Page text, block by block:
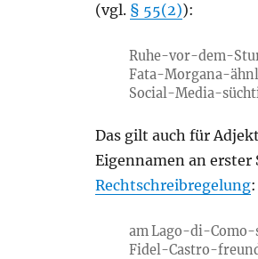
(vgl. § 55(2)):
Ruhe-vor-dem-
Fata-Morgana-
Social-Media-
Das gilt auch für
Eigennamen an erster
Rechtschreibregelung:
am Lago-di-Como-
Fidel-Castro-